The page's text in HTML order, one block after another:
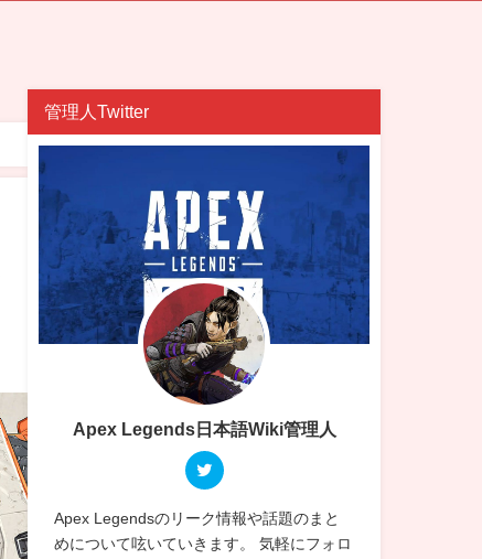
管理人Twitter
Apex Legends日本語Wiki管理人
Apex Legendsのリーク情報や話題のまと
めについて呟いていきます。 気軽にフォロ